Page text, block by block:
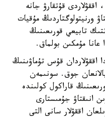
قۇتقارۋ جانە
ورنيتولوگتاردىڭ مۇقيات
تابيعي قورىعىنىڭ
عانا مۇمكىن بولماق.
اققۋلاردان قۇس تۇماۋىنىڭ
جوق. سونىمەن
قاراكول كولىندە
انىقتاۋ جۇمىستارى
اققۋلار سانى التى